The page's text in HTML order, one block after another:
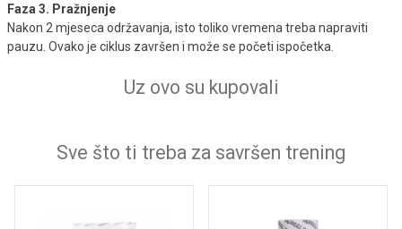
Faza 3. Pražnjenje
Nakon 2 mjeseca održavanja, isto toliko vremena treba napraviti
pauzu. Ovako je ciklus završen i može se početi ispočetka.
Uz ovo su kupovali
Sve što ti treba za savršen trening